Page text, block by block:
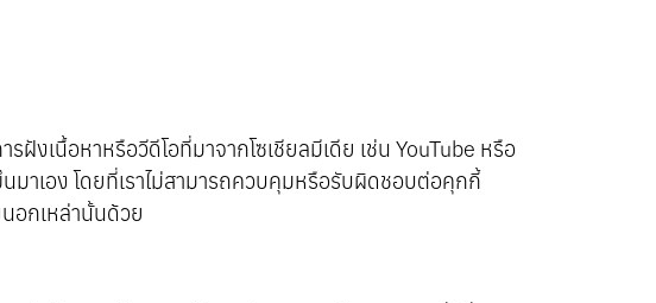
ฝังเนื้อหาหรือวีดีโอที่มาจากโซเชียลมีเดีย เช่น YouTube หรือ
าเอง โดยที่เราไม่สามารถควบคุมหรือรับผิดชอบต่อคุกกี้
อกเหล่านั้นด้วย